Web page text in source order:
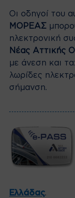
Οι οδηγοί του
ΜΟΡΕΑΣ
ηλεκτρονική
Νέας Αττικής
με άνεση και
λωρίδες
σήμανση.
Ελλάδας.